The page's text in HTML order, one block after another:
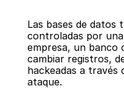
Las bases de datos
controladas por
empresa, un banco
cambiar registros,
hackeadas a través
ataque.